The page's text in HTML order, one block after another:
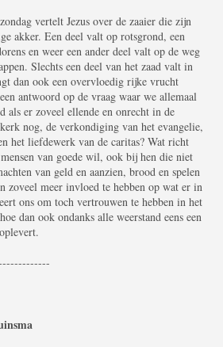
vertelt Jezus over de zaaier die zijn
akker. Een deel valt op rotsgrond, een
en weer een ander deel valt op de weg
Slechts een deel van het zaad valt in
dan ook een overvloedig rijke vrucht
antwoord op de vraag waar we allemaal
als er zoveel ellende en onrecht in de
nog, de verkondiging van het evangelie,
het liefdewerk van de caritas? Wat richt
van goede wil, ook bij hen die niet
van geld en aanzien, brood en spelen
zoveel meer invloed te hebben op wat er in
ons om toch vertrouwen te hebben in het
dan ook ondanks alle weerstand eens een